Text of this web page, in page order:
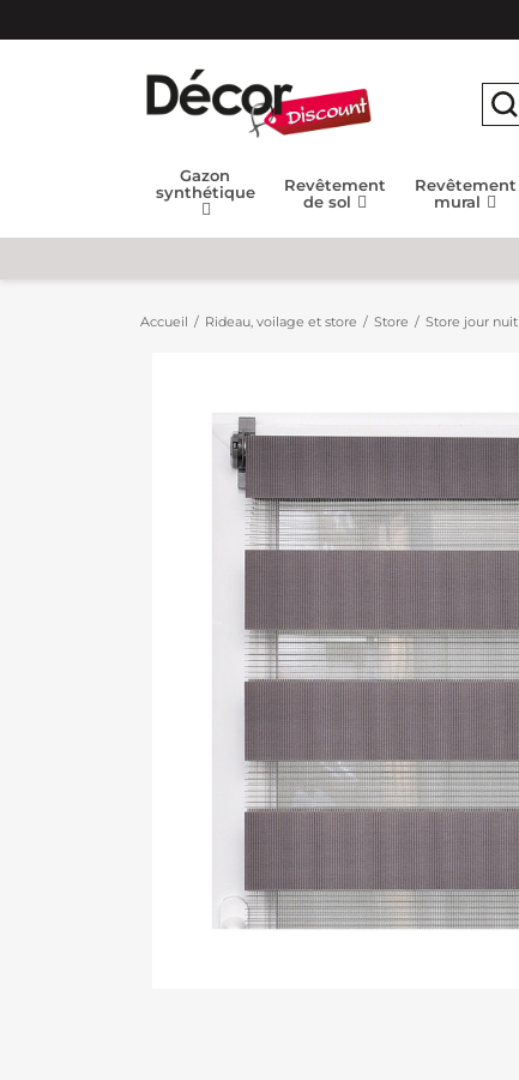
Gazon
synthétique
Revêtement
de sol
Revêtement
mural
Accueil Rideau, voilage et store Store Store jour nuit